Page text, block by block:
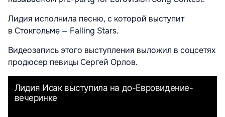
Лидия исполнила песню, с которой выступит
в Стокгольме — Falling Stars.
Видеозапись этого выступления выложил в соцсетях
продюсер певицы Сергей Орлов.